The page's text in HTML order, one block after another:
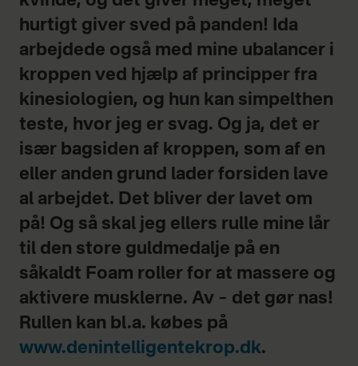
hurtigt giver sved på panden! Ida
arbejdede også med mine ubalancer i
kroppen ved hjælp af principper fra
kinesiologien, og hun kan simpelthen
teste, hvor jeg er svag. Og ja, det er
især bagsiden af kroppen, som af en
eller anden grund lader forsiden lave
al arbejdet. Det bliver der lavet om
på! Og så skal jeg ellers rulle mine lår
til den store guldmedalje på en
såkaldt Foam roller for at massere og
aktivere musklerne. Av – det gør nas!
Rullen kan bl.a. købes på
www.denintelligentekrop.dk.